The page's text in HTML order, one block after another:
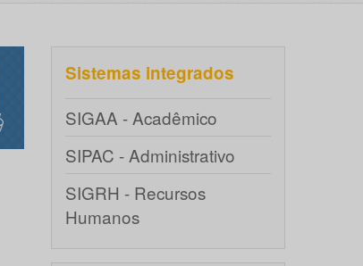
Sistemas integrados
SIGAA - Acadêmico
SIPAC - Administrativo
SIGRH - Recursos
Humanos